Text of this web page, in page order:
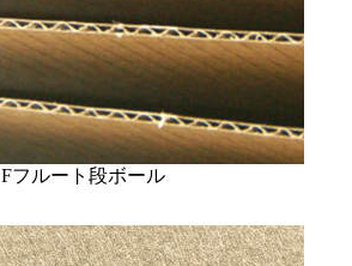
Fフルート段ボール